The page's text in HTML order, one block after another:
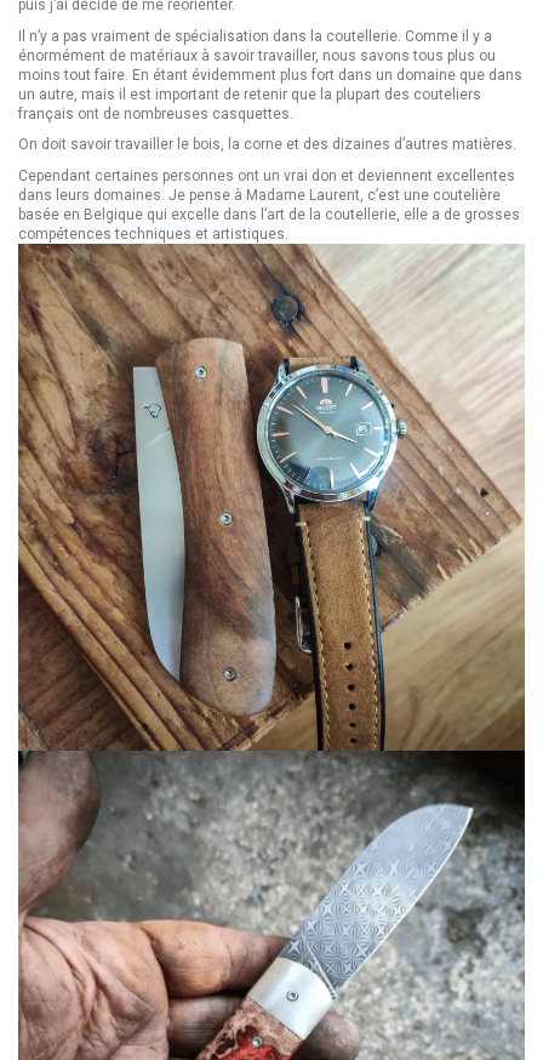
puis j’ai décidé de me réorienter.
Il n’y a pas vraiment de spécialisation dans la coutellerie. Comme il y a
énormément de matériaux à savoir travailler, nous savons tous plus ou
moins tout faire. En étant évidemment plus fort dans un domaine que dans
un autre, mais il est important de retenir que la plupart des couteliers
français ont de nombreuses casquettes.
On doit savoir travailler le bois, la corne et des dizaines d’autres matières.
Cependant certaines personnes ont un vrai don et deviennent excellentes
dans leurs domaines. Je pense à Madame Laurent, c’est une coutelière
basée en Belgique qui excelle dans l’art de la coutellerie, elle a de grosses
compétences techniques et artistiques.